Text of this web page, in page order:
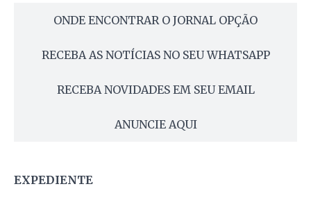
ONDE ENCONTRAR O JORNAL OPÇÃO
RECEBA AS NOTÍCIAS NO SEU WHATSAPP
RECEBA NOVIDADES EM SEU EMAIL
ANUNCIE AQUI
EXPEDIENTE